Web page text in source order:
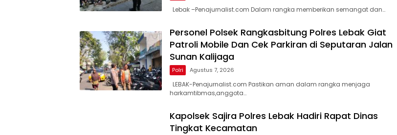
‎Lebak –Penajurnalist.com Dalam rangka memberikan semangat dan…
Personel Polsek Rangkasbitung Polres Lebak Giat
Patroli Mobile Dan Cek Parkiran di Seputaran Jalan
Sunan Kalijaga
Polri Agustus 7, 2026
LEBAK-Penajurnalist.com Pastikan aman dalam rangka menjaga
harkamtibmas,anggota…
Kapolsek Sajira Polres Lebak Hadiri Rapat Dinas
Tingkat Kecamatan